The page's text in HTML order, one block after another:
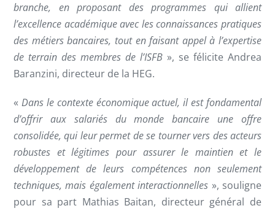
branche, en proposant des programmes qui allient
l’excellence académique avec les connaissances pratiques
des métiers bancaires, tout en faisant appel à l’expertise
de terrain des membres de l’ISFB », se félicite Andrea
Baranzini, directeur de la HEG.
« Dans le contexte économique actuel, il est fondamental
d’offrir aux salariés du monde bancaire une offre
consolidée, qui leur permet de se tourner vers des acteurs
robustes et légitimes pour assurer le maintien et le
développement de leurs compétences non seulement
techniques, mais également interactionnelles », souligne
pour sa part Mathias Baitan, directeur général de